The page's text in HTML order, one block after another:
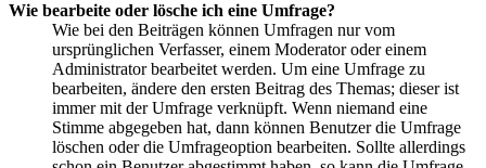
Wie bearbeite oder lösche ich eine Umfrage?
Wie bei den Beiträgen können Umfragen nur vom
ursprünglichen Verfasser, einem Moderator oder einem
Administrator bearbeitet werden. Um eine Umfrage zu
bearbeiten, ändere den ersten Beitrag des Themas; dieser ist
immer mit der Umfrage verknüpft. Wenn niemand eine
Stimme abgegeben hat, dann können Benutzer die Umfrage
löschen oder die Umfrageoption bearbeiten. Sollte allerdings